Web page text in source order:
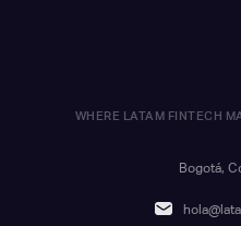
WHERE LATAM FINTECH
Bogotá,